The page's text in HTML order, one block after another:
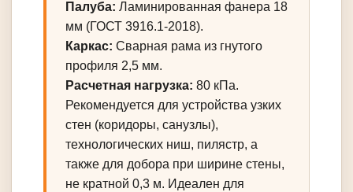
Палуба: Ламинированная фанера 18
мм (ГОСТ 3916.1-2018).
Каркас: Сварная рама из гнутого
профиля 2,5 мм.
Расчетная нагрузка: 80 кПа.
Рекомендуется для устройства узких
стен (коридоры, санузлы),
технологических ниш, пилястр, а
также для добора при ширине стены,
не кратной 0,3 м. Идеален для